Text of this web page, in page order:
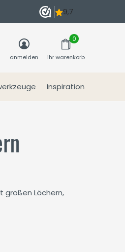
Inspiration
anmelden ihr warenkorb
0
großen Löchern,